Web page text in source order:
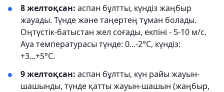
8 желтоқсан: аспан бұлтты, күндіз жаңбыр
жауады. Түнде және таңертең тұман болады.
Оңтүстік-батыстан жел соғады, екпіні - 5-10 м/с.
Ауа температурасы түнде: 0...-2°С, күндіз:
+3...+5°С.
9 желтоқсан: аспан бұлтты, күн райы жауын-
шашынды, түнде қатты жауын-шашын (жаңбыр,